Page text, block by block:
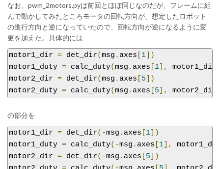
なお、pwm_2motors.pyは前回とほぼ同じなのだが、フレームに組
んで動かしてみたところモータの回転方向が、想定したロボット
の進行方向と逆になっていたので、回転方向が逆になるように変
更を加えた。具体的には
motor1_dir = det_dir(msg . axes 1 ])
motor1_duty = calc_duty(msg . axes 1 ], motor1_dir
motor2_dir = det_dir(msg . axes 5 ])
motor2_duty = calc_duty(msg . axes 5 ], motor2_dir
の部分を
motor1_dir = det_dir(-msg . axes 1 ])
motor1_duty = calc_duty(-msg . axes 1 ],
motor2_dir = det_dir(-msg . axes 5 ])